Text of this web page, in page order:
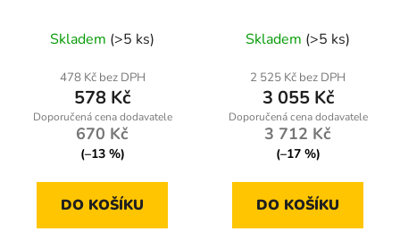
Skladem (>5 ks)
478 Kč bez DPH
578 Kč
670 Kč
(–13 %)
DO KOŠÍKU
Skladem (>5 ks)
2 525 Kč bez DPH
3 055 Kč
3 712 Kč
(–17 %)
DO KOŠÍKU